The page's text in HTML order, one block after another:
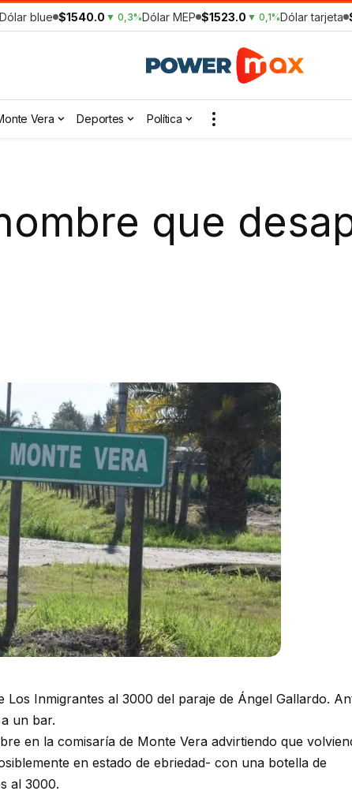
Dólar blue $1540.0 ▼ 0,3%Dólar MEP $1523.0 ▼ 0,1%Dólar tarjeta
Vera Deportes Política
que
Los Inmigrantes al 3000 del paraje de Ángel Gallardo.
un bar.
en la comisaría de Monte Vera advirtiendo que
en estado de ebriedad- con una botella de
al 3000.